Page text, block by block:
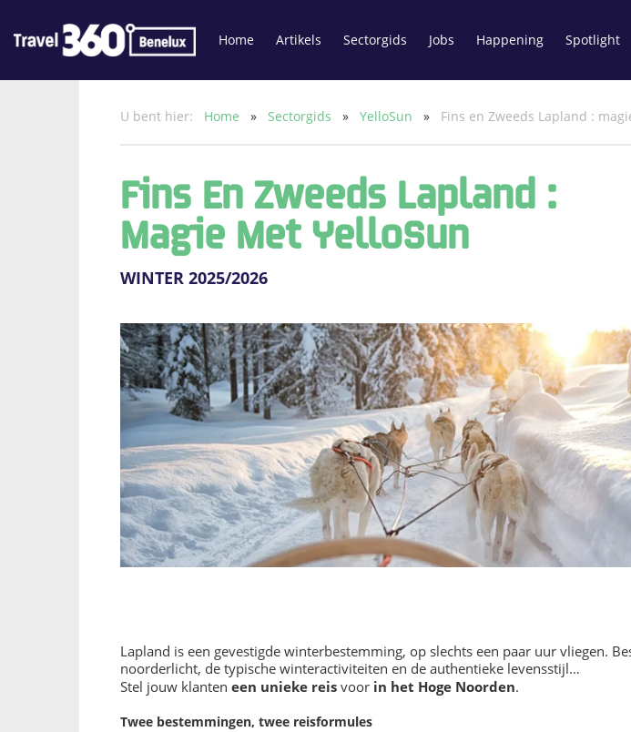
Home Artikels Sectorgids Jobs Happening Spotlight
U bent hier: Home » Sectorgids » YelloSun » Fins en Zweeds Lapland :
Fins En Zweeds Lapland :
Magie Met YelloSun
WINTER 2025/2026
Lapland is een gevestigde winterbestemming, op slechts een paar uur vliegen.
noorderlicht, de typische winteractiviteiten en de authentieke levensstijl…
Stel jouw klanten een unieke reis voor in het Hoge Noorden.
Twee bestemmingen, twee reisformules